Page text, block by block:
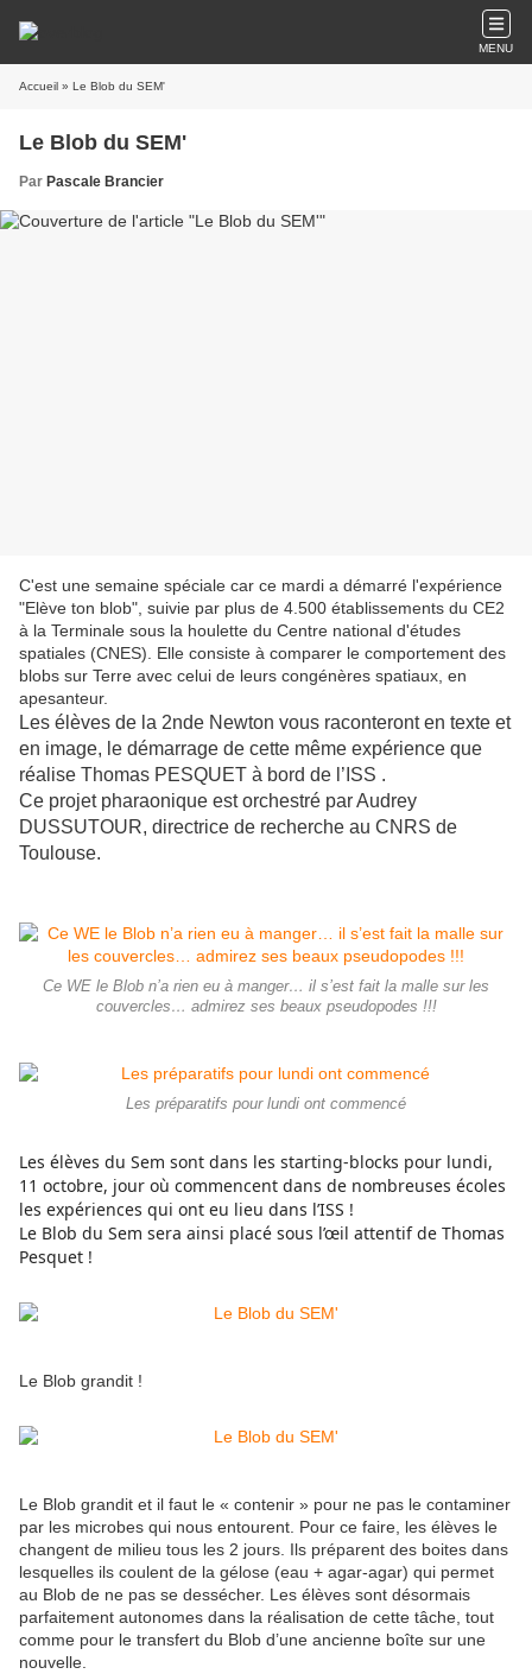
MENU
Accueil » Le Blob du SEM'
Le Blob du SEM'
Par Pascale Brancier
C'est une semaine spéciale car ce mardi a démarré l'expérience
"Elève ton blob", suivie par plus de 4.500 établissements du CE2
à la Terminale sous la houlette du Centre national d'études
spatiales (CNES). Elle consiste à comparer le comportement des
blobs sur Terre avec celui de leurs congénères spatiaux, en
apesanteur.
Les élèves de la 2nde Newton vous raconteront en texte et
en image, le démarrage de cette même expérience que
réalise Thomas PESQUET à bord de l’ISS .
Ce projet pharaonique est orchestré par Audrey
DUSSUTOUR, directrice de recherche au CNRS de
Toulouse.
Ce WE le Blob n’a rien eu à manger… il s’est fait la malle sur les
couvercles… admirez ses beaux pseudopodes !!!
Les préparatifs pour lundi ont commencé
Les élèves du Sem sont dans les starting-blocks pour lundi,
11 octobre, jour où commencent dans de nombreuses écoles
les expériences qui ont eu lieu dans l’ISS !
Le Blob du Sem sera ainsi placé sous l’œil attentif de Thomas
Pesquet !
Le Blob grandit !
Le Blob grandit et il faut le « contenir » pour ne pas le contaminer
par les microbes qui nous entourent. Pour ce faire, les élèves le
changent de milieu tous les 2 jours. Ils préparent des boites dans
lesquelles ils coulent de la gélose (eau + agar-agar) qui permet
au Blob de ne pas se dessécher. Les élèves sont désormais
parfaitement autonomes dans la réalisation de cette tâche, tout
comme pour le transfert du Blob d’une ancienne boîte sur une
nouvelle.